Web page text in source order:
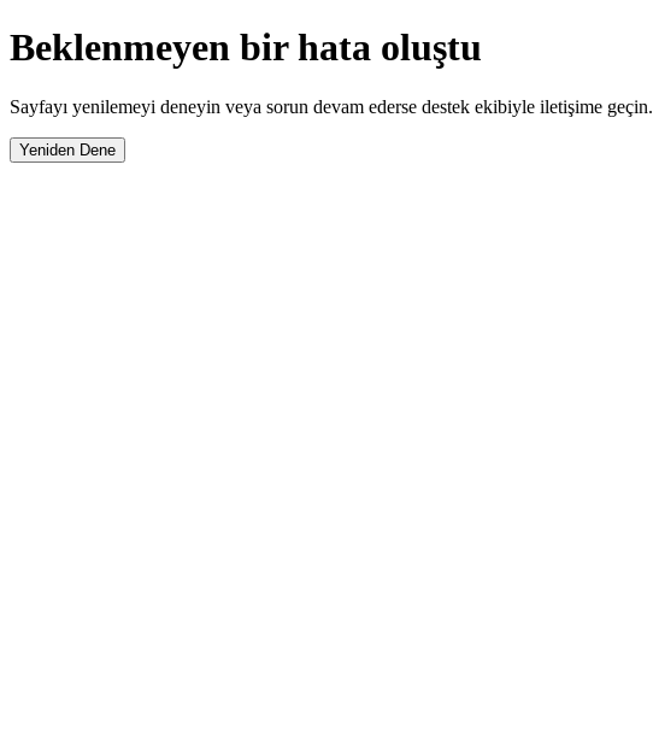
Beklenmeyen bir hata oluştu
Sayfayı yenilemeyi deneyin veya sorun devam ederse destek ekibiyle iletişime geçin.
Yeniden Dene